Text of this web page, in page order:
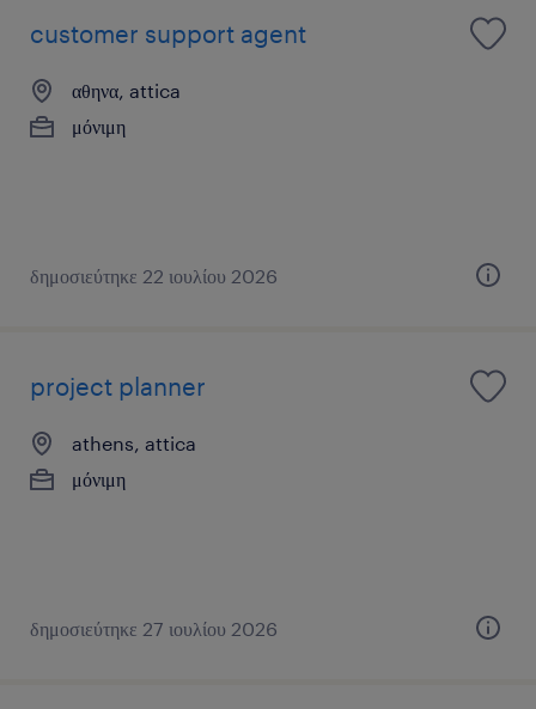
customer support agent
αθηνα, attica
μόνιμη
δημοσιεύτηκε 22 ιουλίου 2026
project planner
athens, attica
μόνιμη
δημοσιεύτηκε 27 ιουλίου 2026